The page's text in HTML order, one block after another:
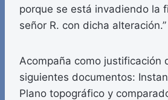
porque se está invadiendo la
señor R. con dicha alteración.”
Acompaña como justificación
siguientes documentos:
Plano topográfico y